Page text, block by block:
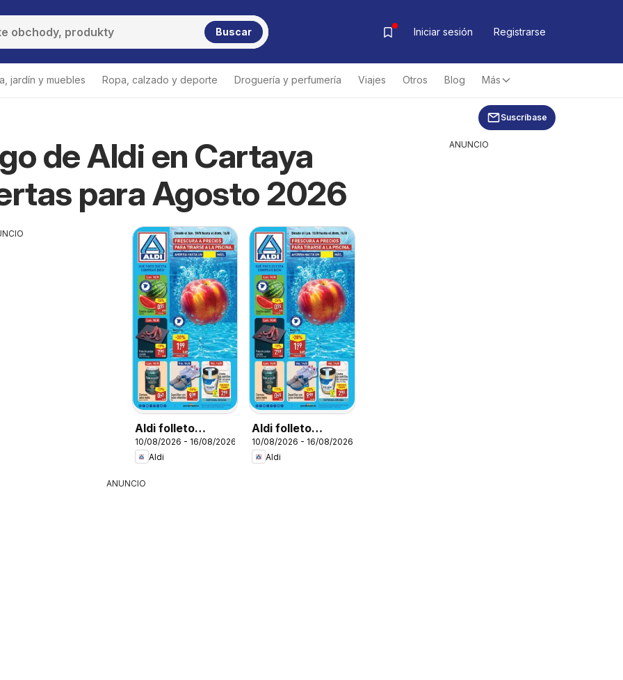
Buscar Iniciar sesión Registrarse
jardín y muebles Ropa, calzado y deporte Droguería y perfumería Viajes Otros Blog Más
Suscríbase
de Aldi en Cartaya
para Agosto 2026
Aldi folleto
Península
10/08/2026 - 16/08/2026
Aldi
Aldi folleto
Baleares
10/08/2026 - 16/08/2026
Aldi
ANUNCIO
ANUNCIO